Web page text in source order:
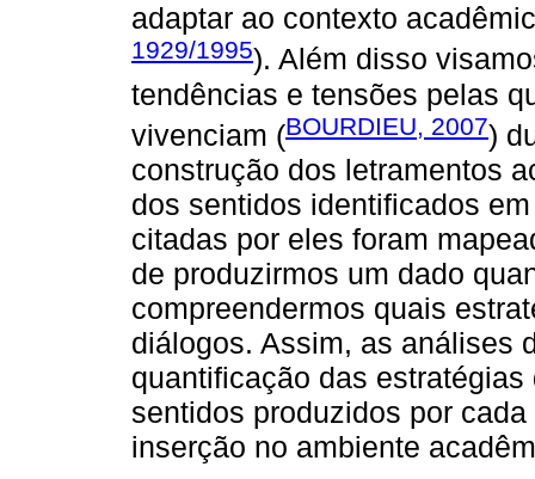
adaptar ao contexto
1929/1995). Além disso
tendências e tensões pelas
vivenciam (BOURDIEU, 2007)
construção dos letramentos
dos sentidos identificados
citadas por eles foram
de produzirmos um dado
compreendermos quais
diálogos. Assim, as análises
quantificação das
sentidos produzidos por
inserção no ambiente